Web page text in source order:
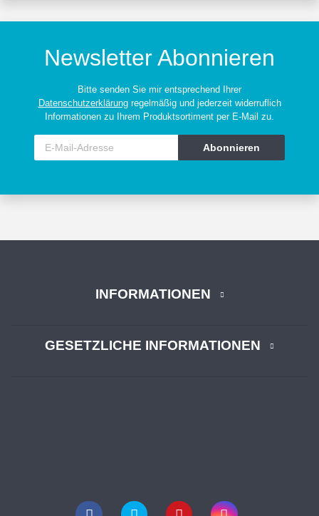
Newsletter Abonnieren
Bitte senden Sie mir entsprechend Ihrer
Datenschutzerklärungregelmäßig und jederzeit widerruflich
Informationen zu Ihrem Produktsortiment per E-Mail zu.
Abonnieren
INFORMATIONEN
GESETZLICHE INFORMATIONEN